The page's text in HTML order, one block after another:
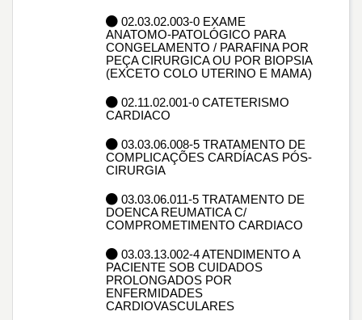
02.03.02.003-0 EXAME
ANATOMO-PATOLÓGICO PARA
CONGELAMENTO / PARAFINA POR
PEÇA CIRURGICA OU POR BIOPSIA
(EXCETO COLO UTERINO E MAMA)
02.11.02.001-0 CATETERISMO
CARDIACO
03.03.06.008-5 TRATAMENTO DE
COMPLICAÇÕES CARDÍACAS PÓS-
CIRURGIA
03.03.06.011-5 TRATAMENTO DE
DOENCA REUMATICA C/
COMPROMETIMENTO CARDIACO
03.03.13.002-4 ATENDIMENTO A
PACIENTE SOB CUIDADOS
PROLONGADOS POR
ENFERMIDADES
CARDIOVASCULARES